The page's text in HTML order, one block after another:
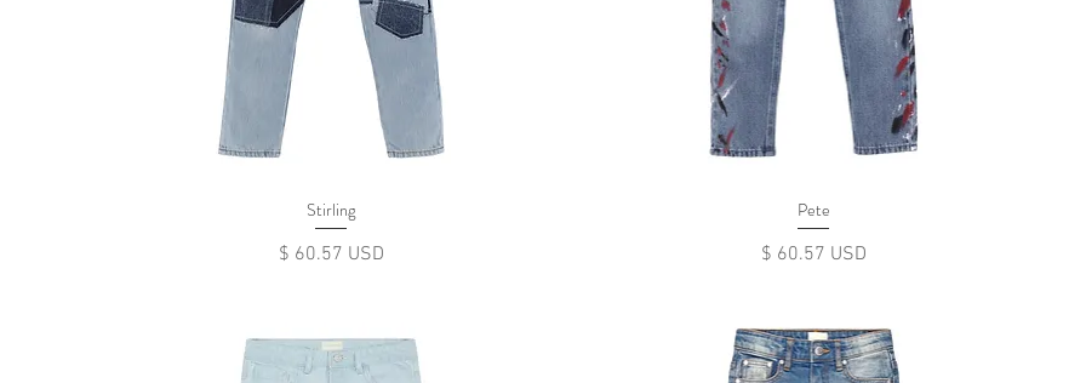
Stirling
Цена
$ 60.57 USD
Pete
Цена
$ 60.57 USD